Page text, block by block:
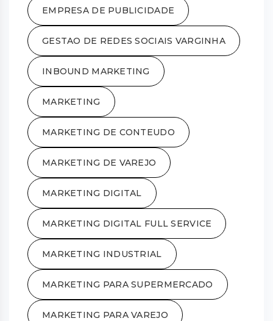
EMPRESA DE PUBLICIDADE
GESTAO DE REDES SOCIAIS VARGINHA
INBOUND MARKETING
MARKETING
MARKETING DE CONTEUDO
MARKETING DE VAREJO
MARKETING DIGITAL
MARKETING DIGITAL FULL SERVICE
MARKETING INDUSTRIAL
MARKETING PARA SUPERMERCADO
MARKETING PARA VAREJO